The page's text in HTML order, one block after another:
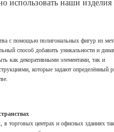
использовать наши изделия
с помощью полигональных фигур из
способ добавить уникальности и
как декоративными элементами, так и
которые задают определённый
торговых центрах и офисных зданиях